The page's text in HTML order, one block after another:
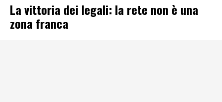
La vittoria dei legali: la rete non è una
zona franca